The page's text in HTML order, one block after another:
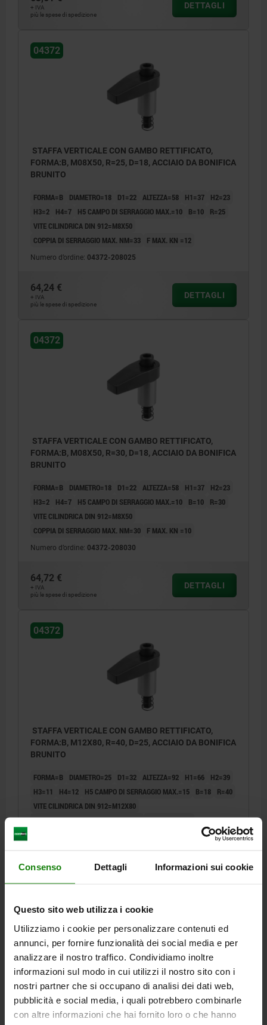
Consenso Dettagli Informazioni sui cookie
Questo sito web utilizza i cookie
Utilizziamo i cookie per personalizzare contenuti ed
annunci, per fornire funzionalità dei social media e per
analizzare il nostro traffico. Condividiamo inoltre
informazioni sul modo in cui utilizzi il nostro sito con i
nostri partner che si occupano di analisi dei dati web,
pubblicità e social media, i quali potrebbero combinarle
con altre informazioni che hai fornito loro o che hanno
+ IVA
più le spese di spedizione
DETTAGLI
04372
STAFFA VERTICALE CON GAMBO RETTIFICATO,
FORMA:B, M08X50, R=25, D=18, ACCIAIO DA BONIFICA
BRUNITO
FORMA=B DIAMETRO=18 D1=22 ALTEZZA=58 H1=37
H2=23
H3=2
H4=7 H5 CAMPO DI SERRAGGIO MAX.=10 B=10
R=25
VITE CILINDRICA DIN 912=M8X50
COPPIA DI SERRAGGIO MAX. NM=33
F MAX. KN =12
Numero d’ordine: 04372-208025
64,24 €
+ IVA
più le spese di spedizione
DETTAGLI
04372
STAFFA VERTICALE CON GAMBO RETTIFICATO,
FORMA:B, M08X50, R=30, D=18, ACCIAIO DA BONIFICA
BRUNITO
FORMA=B DIAMETRO=18 D1=22 ALTEZZA=58 H1=37
H2=23
H3=2
H4=7 H5 CAMPO DI SERRAGGIO MAX.=10 B=10
R=30
VITE CILINDRICA DIN 912=M8X50
COPPIA DI SERRAGGIO MAX. NM=30
F MAX. KN =10
Numero d’ordine: 04372-208030
64,72 €
+ IVA
più le spese di spedizione
DETTAGLI
04372
STAFFA VERTICALE CON GAMBO RETTIFICATO,
FORMA:B, M12X80, R=40, D=25, ACCIAIO DA BONIFICA
BRUNITO
FORMA=B DIAMETRO=25 D1=32 ALTEZZA=92 H1=66
H2=39
H3=11
H4=12 H5 CAMPO DI SERRAGGIO MAX.=15 B=18
R=40
VITE CILINDRICA DIN 912=M12X80
COPPIA DI SERRAGGIO MAX. NM=60 F MAX. KN =18
64,22 €
più le spese di spedizione
STAFFA VERTICALE CON GAMBO RETTIFICATO,